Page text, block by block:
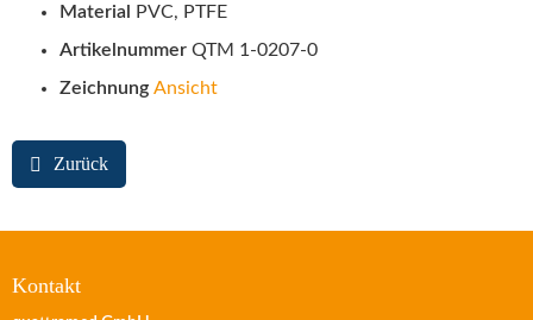
Material
PVC, PTFE
Artikelnummer QTM 1-0207-0
Zeichnung Ansicht
Zurück
Kontakt